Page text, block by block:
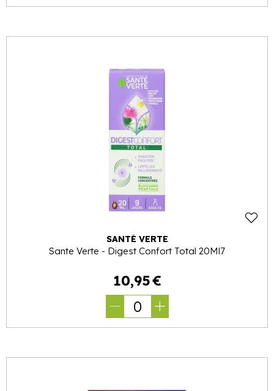
SANTÉ VERTE
Sante Verte - Digest Confort Total 20Ml7
10,95€
0